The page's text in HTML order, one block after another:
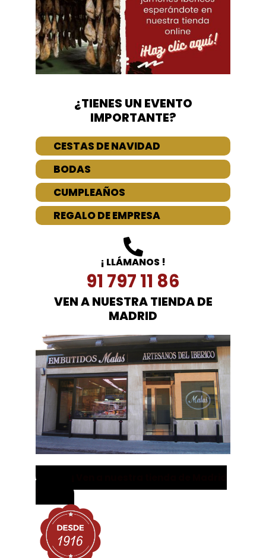
¿TIENES UN EVENTO
IMPORTANTE?
CESTAS DE NAVIDAD
BODAS
CUMPLEAÑOS
REGALO DE EMPRESA
¡ LLÁMANOS !
91 797 11 86
VEN A NUESTRA TIENDA DE
MADRID